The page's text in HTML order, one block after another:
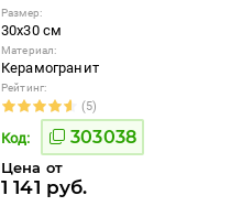
Размер:
30x30 см
Материал:
Керамогранит
Рейтинг:
(5)
Код: 303038
Цена от
1 141 руб.